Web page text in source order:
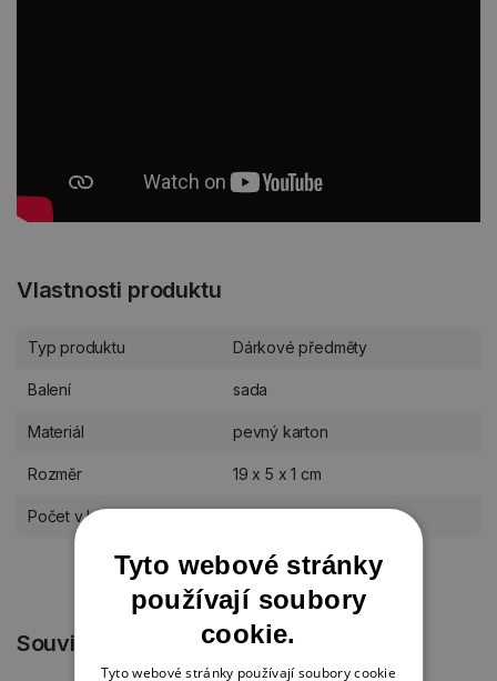
Vlastnosti produktu
Typ produktu Dárkové předměty
Balení sada
Materiál pevný karton
Rozměr 19 x 5 x 1 cm
Počet v balení
Související produkty
Tyto webové stránky
používají soubory
cookie.
Tyto webové stránky používají soubory cookie